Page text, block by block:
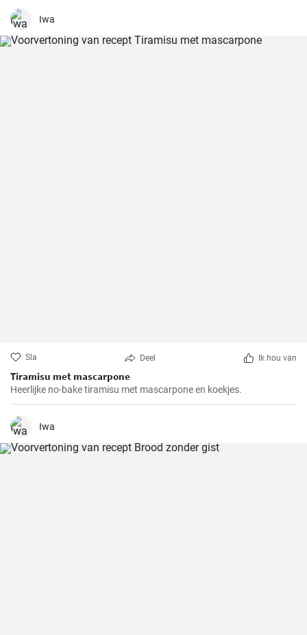
of dessert. Pannenkoeken kunnen ook gevuld worden met zoete of
hartige vullingen naar smaak.
Iwa
Sla Deel Ik hou van
Tiramisu met mascarpone
Heerlijke no-bake tiramisu met mascarpone en koekjes.
Iwa